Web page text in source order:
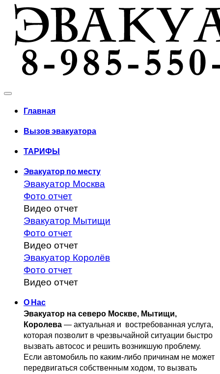
Главная
Вызов эвакуатора
ТАРИФЫ
Эвакуатор по месту
Эвакуатор Москва
Фото отчет
Видео отчет
Эвакуатор Мытищи
Фото отчет
Видео отчет
Эвакуатор Королёв
Фото отчет
Видео отчет
О Нас
Эвакуатор на северо Москве, Мытищи,
Королева — актуальная и востребованная услуга,
Если автомобиль по каким-либо причинам не может
передвигаться собственным ходом, то вызвать